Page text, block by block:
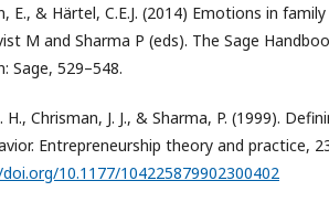
E., & Härtel, C.E.J. (2014) Emotions in
M and Sharma P (eds). The Sage
Sage, 529–548.
H., Chrisman, J. J., & Sharma, P. (1999).
Entrepreneurship theory and practice,
10.1177/104225879902300402